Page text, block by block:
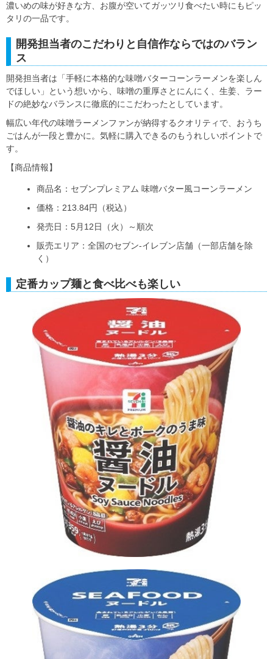
濃いめの味が好きな方、お腹が空いてガッツリ食べたい時にもピッ
タリの一品です。
開発担当者のこだわりと自信作ならではのバラン
ス
開発担当者は「手軽に本格的な味噌バターコーンラーメンを楽しん
でほしい」という想いから、味噌の重厚さとにんにく、生姜、ラー
ドの絶妙なバランスに徹底的にこだわったとしています。
幅広い年代の味噌ラーメンファンが納得するクオリティで、おうち
ごはんが一段と豊かに。気軽に購入できるのもうれしいポイントで
す。
【商品情報】
商品名：セブンプレミアム 味噌バター風コーンラーメン
価格：213.84円（税込）
発売日：5月12日（火）～順次
販売エリア：全国のセブン‐イレブン店舗（一部店舗を除
く）
定番カップ麺と食べ比べも楽しい